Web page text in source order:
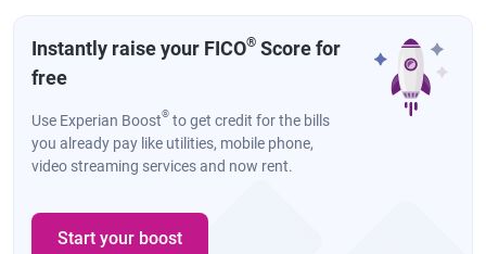
Instantly raise your FICO® Score for
free
Use Experian Boost® to get credit for the bills
you already pay like utilities, mobile phone,
video streaming services and now rent.
Start your boost